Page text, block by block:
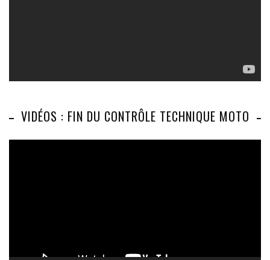
VIDÉOS : FIN DU CONTRÔLE TECHNIQUE MOTO